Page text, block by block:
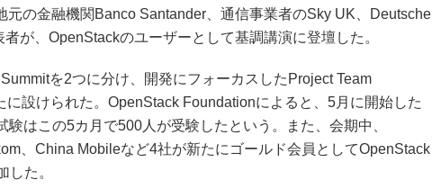
元の金融機関Banco Santander、通信事業者のSky UK、Deutsche
が、OpenStackのユーザーとして基調講演に登壇した。
を2つに分け、開発にフォーカスしたProject Team
に設けられた。OpenStack Foundationによると、5月に開始した
験はこの5カ月で500人が受験したという。また、会期中、
、China Mobileなど4社が新たにゴールド会員としてOpenStack
した。